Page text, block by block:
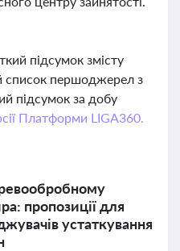
підсумок змісту
список першоджерел з
підсумок за добу
Платформи LIGA360.
пропозиції для
устаткування